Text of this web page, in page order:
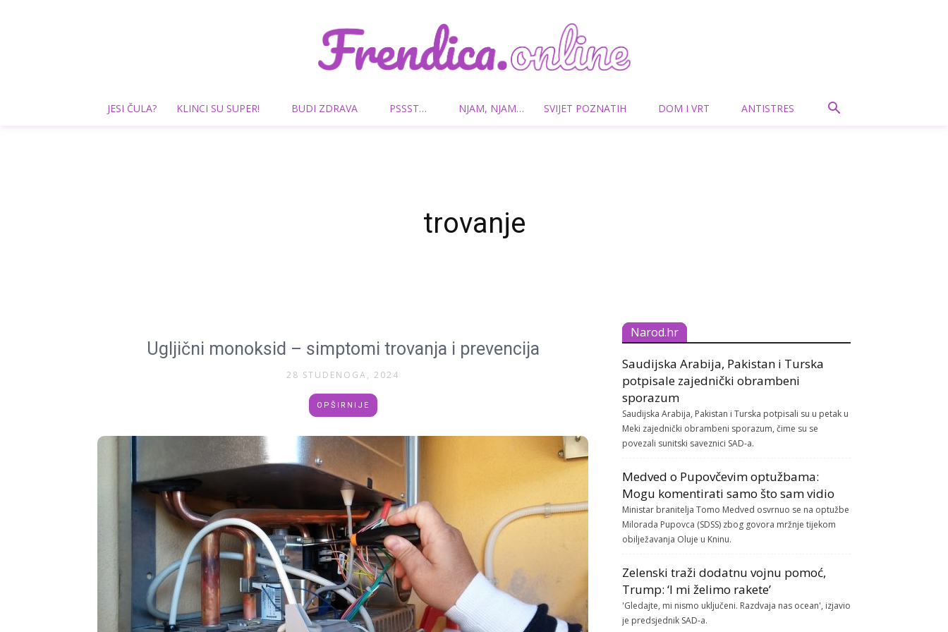
Frendica.online
JESI ČULA? KLINCI SU SUPER! BUDI ZDRAVA PSSST… NJAM, NJAM… SVIJET POZNATIH DOM I VRT ANTISTRES
trovanje
Ugljični monoksid – simptomi trovanja i prevencija
28 STUDENOGA, 2024
OPŠIRNIJE
Narod.hr
Saudijska Arabija, Pakistan i Turska
potpisale zajednički obrambeni
sporazum
Saudijska Arabija, Pakistan i Turska potpisali su u petak u
Meki zajednički obrambeni sporazum, čime su se
povezali sunitski saveznici SAD-a.
Medved o Pupovčevim optužbama:
Mogu komentirati samo što sam vidio
Ministar branitelja Tomo Medved osvrnuo se na optužbe
Milorada Pupovca (SDSS) zbog govora mržnje tijekom
obilježavanja Oluje u Kninu.
Zelenski traži dodatnu vojnu pomoć,
Trump: ‘I mi želimo rakete’
'Gledajte, mi nismo uključeni. Razdvaja nas ocean', izjavio
je predsjednik SAD-a.